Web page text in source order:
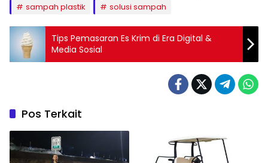
sampah plastik
solusi sampah
Tips Pemasaran Es Krim di Era Digital &
Media Sosial
Pos Terkait